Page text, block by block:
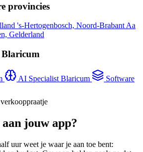
provincies
's-Hertogenbosch, Noord-Brabant Aa
Gelderland
Blaricum
AI Specialist Blaricum
Software
jouw app?
uur weet je waar je aan toe bent: